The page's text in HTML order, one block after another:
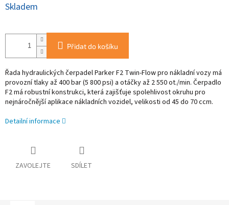
cena:
Skladem
Přidat do košíku
Řada hydraulických čerpadel Parker F2 Twin-Flow pro nákladní vozy má
provozní tlaky až 400 bar (5 800 psi) a otáčky až 2 550 ot./min. Čerpadlo
F2 má robustní konstrukci, která zajišťuje spolehlivost okruhu pro
nejnáročnější aplikace nákladních vozidel, velikosti od 45 do 70 ccm.
Detailní informace
ZAVOLEJTE SDÍLET